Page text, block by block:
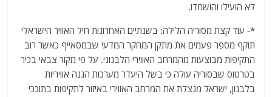
לא הועילו והושמדו.
*- עוד קצת מסוריה הלילה: בשנתיים האחרונות חיל האוויר הישראלי
תוקף מספר פעמים את מתקן המחקר המדעי שבמסאייף כאשר רוב
התקיפות מבוצעות מהמרחב האווירי הלבנוני. על פי מקור צבאי בכיר
בטרטוס שבסוריה עולה כי בשל היעדר מערכות הגנה אוויריות
בלבנון, ישראל מנצלת את המרחב האווירי באיזור לתקיפות בתוככי